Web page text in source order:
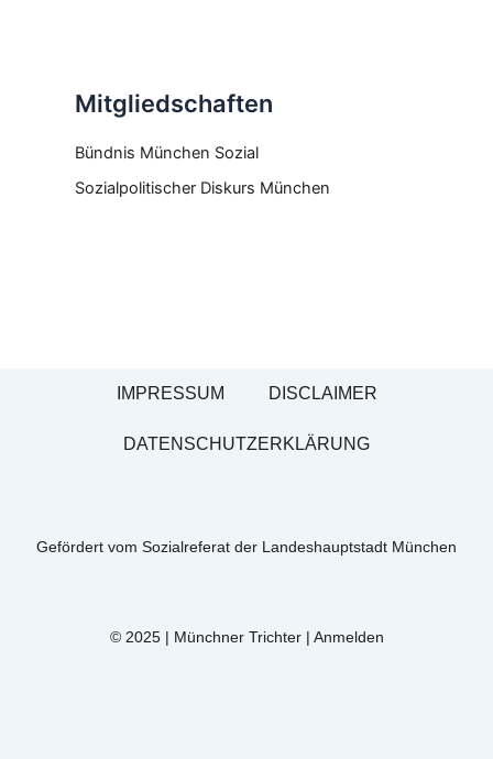
Mitgliedschaften
Bündnis München Sozial
Sozialpolitischer Diskurs München
IMPRESSUM DISCLAIMER
DATENSCHUTZERKLÄRUNG
Gefördert vom Sozialreferat der Landeshauptstadt München
© 2025 | Münchner Trichter | Anmelden